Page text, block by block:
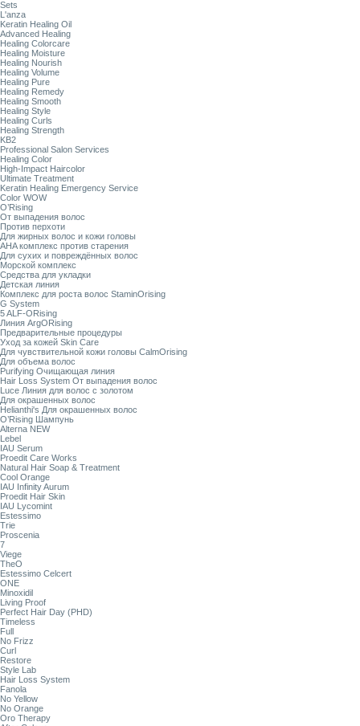
Sets
L'anza
Keratin Healing Oil
Advanced Healing
Healing Colorcare
Healing Moisture
Healing Nourish
Healing Volume
Healing Pure
Healing Remedy
Healing Smooth
Healing Style
Healing Curls
Healing Strength
KB2
Professional Salon Services
Healing Color
High-Impact Haircolor
Ultimate Treatment
Keratin Healing Emergency Service
Color WOW
O’Rising
От выпадения волос
Против перхоти
Для жирных волос и кожи головы
AHA комплекс против старения
Для сухих и повреждённых волос
Морской комплекс
Средства для укладки
Детская линия
Комплекс для роста волос StaminOrising
G System
5 ALF-ORising
Линия ArgORising
Предварительные процедуры
Уход за кожей Skin Care
Для чувствительной кожи головы CalmOrising
Для объема волос
Purifying Очищающая линия
Hair Loss System От выпадения волос
Luce Линия для волос с золотом
Для окрашенных волос
Helianthi's Для окрашенных волос
O’Rising Шампунь
Alterna NEW
Lebel
IAU Serum
Proedit Care Works
Natural Hair Soap & Treatment
Cool Orange
IAU Infinity Aurum
Proedit Hair Skin
IAU Lycomint
Estessimo
Trie
Proscenia
7
Viege
TheO
Estessimo Celcert
ONE
Minoxidil
Living Proof
Perfect Hair Day (PHD)
Timeless
Full
No Frizz
Curl
Restore
Style Lab
Hair Loss System
Fanola
No Yellow
No Orange
Oro Therapy